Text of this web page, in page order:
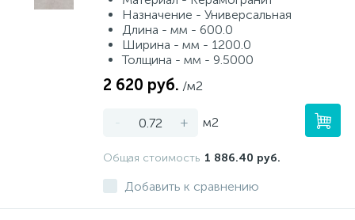
Назначение - Универсальная
Длина - мм - 600.0
Ширина - мм - 1200.0
Толщина - мм - 9.5000
2 620 руб. /м2
- + м2
Общая стоимость 1 886.40 руб.
Добавить к сравнению